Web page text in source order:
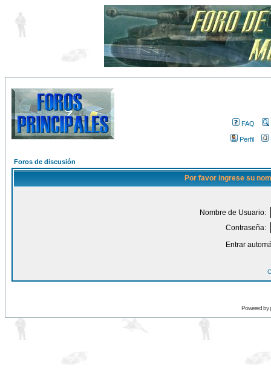
FAQ
Perfil
Foros de discusión
Por favor ingrese su
Nombre de Usuario:
Contraseña:
Entrar
Powered by